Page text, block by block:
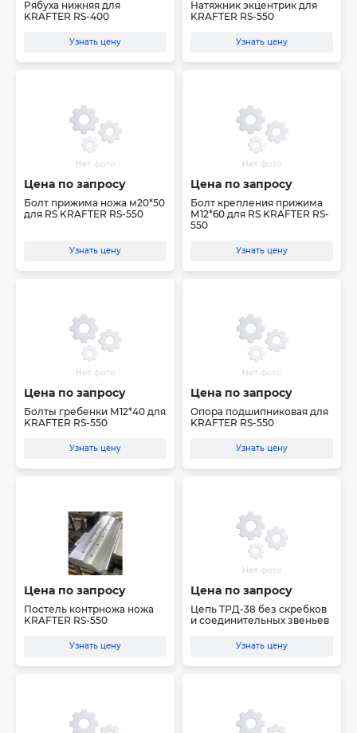
Рябуха нижняя для
KRAFTER RS-400
Узнать цену
Натяжник экцентрик для
KRAFTER RS-550
Узнать цену
Цена по запросу
Болт прижима ножа м20*50
для RS KRAFTER RS-550
Узнать цену
Цена по запросу
Болт крепления прижима
М12*60 для RS KRAFTER RS-
550
Узнать цену
Цена по запросу
Болты гребенки М12*40 для
KRAFTER RS-550
Узнать цену
Цена по запросу
Опора подшипниковая для
KRAFTER RS-550
Узнать цену
Цена по запросу
Постель контрножа ножа
KRAFTER RS-550
Узнать цену
Цена по запросу
Цепь ТРД-38 без скребков
и соединительных звеньев
Узнать цену